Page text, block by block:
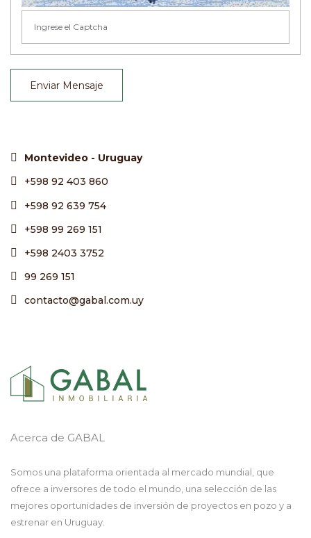
Enviar Mensaje
Montevideo - Uruguay
+598 92 403 860
+598 92 639 754
+598 99 269 151
+598 2403 3752
99 269 151
contacto@gabal.com.uy
Acerca de GABAL
Somos una plataforma orientada al mercado mundial, que
ofrece a inversores de todo el mundo, una selección de las
mejores oportunidades de inversión de proyectos en pozo y a
estrenar en Uruguay.